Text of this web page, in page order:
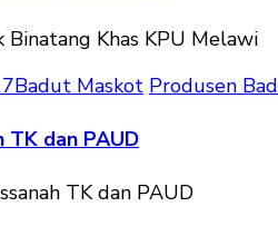
Badut Maskot Produsen
TK dan PAUD